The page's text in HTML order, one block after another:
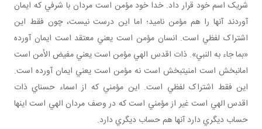
شريک اسم خود قرار داد. خدا خود مؤمن است مردان با شرفي که ايمان
آوردند آنها را هم مؤمن ناميد؛ اما اين درست نيست، چون فقط اين
اشتراک لفظي است. انسان مؤمن است يعني معتقد است ايمان آورده
«بما جاء به النبي». ذات اقدس الهي مؤمن است يعني مفيض الأمن است
امان بخش است امنيت بخش است نه مؤمن است يعني ايمان آورده است.
اين فقط اشتراک لفظي است. اين مؤمني که از اسماء حسناي ذات
اقدس الهي است غير از مؤمني است که در وصف مردان الهي است اينها
حساب ديگري دارد آنها هم حساب ديگري دارد.